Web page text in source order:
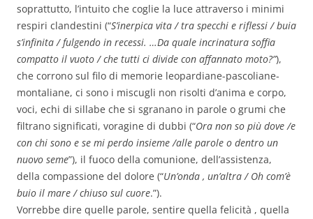
soprattutto, l’intuito che coglie la luce attraverso i minimi
respiri clandestini (“S’inerpica vita / tra specchi e riflessi / buia
s’infinita / fulgendo in recessi. …Da quale incrinatura soffia
compatto il vuoto / che tutti ci divide con affannato moto?”),
che corrono sul filo di memorie leopardiane-pascoliane-
montaliane, ci sono i miscugli non risolti d’anima e corpo,
voci, echi di sillabe che si sgranano in parole o grumi che
filtrano significati, voragine di dubbi (“Ora non so più dove /e
con chi sono e se mi perdo insieme /alle parole o dentro un
nuovo seme”), il fuoco della comunione, dell’assistenza,
della compassione del dolore (“Un’onda , un’altra / Oh com’è
buio il mare / chiuso sul cuore.”).
Vorrebbe dire quelle parole, sentire quella felicità , quella